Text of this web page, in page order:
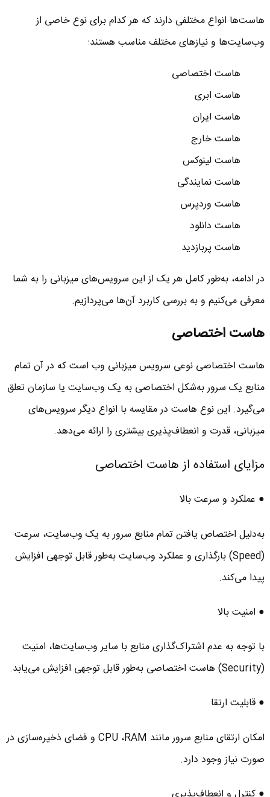
هاست‌ها انواع مختلفی دارند که هر کدام برای نوع خاصی از
وب‌سایت‌ها و نیازهای مختلف مناسب هستند:
هاست اختصاصی
هاست ابری
هاست ایران
هاست خارج
هاست لینوکس
هاست نمایندگی
هاست وردپرس
هاست دانلود
هاست پربازدید
در ادامه، به‌طور کامل هر یک از این سرویس‌های میزبانی را به شما
معرفی می‌کنیم و به بررسی کاربرد آن‌ها می‌پردازیم.
هاست اختصاصی
هاست اختصاصی نوعی سرویس میزبانی وب است که در آن تمام
منابع یک سرور به‌شکل اختصاصی به یک وب‌سایت یا سازمان تعلق
می‌گیرد. این نوع هاست در مقایسه با انواع دیگر سرویس‌های
میزبانی، قدرت و انعطاف‌پذیری بیشتری را ارائه می‌دهد.
مزایای استفاده از هاست اختصاصی
● عملکرد و سرعت بالا
به‌دلیل اختصاص یافتن تمام منابع سرور به یک وب‌سایت، سرعت
(Speed) بارگذاری و عملکرد وب‌سایت به‌طور قابل توجهی افزایش
پیدا می‌کند.
● امنیت بالا
با توجه به عدم اشتراک‌گذاری منابع با سایر وب‌سایت‌ها، امنیت
(Security) هاست اختصاصی به‌طور قابل توجهی افزایش می‌یابد.
● قابلیت ارتقا
امکان ارتقای منابع سرور مانند CPU ،RAM و فضای ذخیره‌سازی در
صورت نیاز وجود دارد.